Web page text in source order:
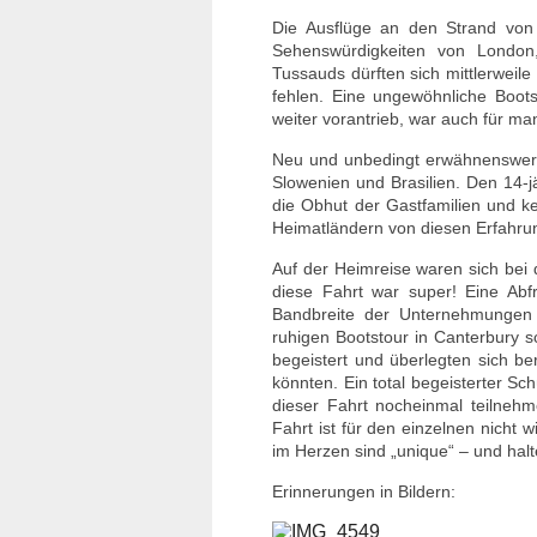
Die Ausflüge an den Strand
Sehenswürdigkeiten von
Tussauds dürften sich
fehlen. Eine ungewöhnliche
weiter vorantrieb, war auch für
Neu und unbedingt
Slowenien und Brasilien. Den
die Obhut der Gastfamilien und
Heimatländern von diesen
Auf der Heimreise waren sich bei
diese Fahrt war super! Eine
Bandbreite der
ruhigen Bootstour in Canterbury
begeistert und überlegten sich
könnten. Ein total begeisterter
dieser Fahrt nocheinmal
Fahrt ist für den einzelnen nicht
im Herzen sind „unique“ – und
Erinnerungen in Bildern: